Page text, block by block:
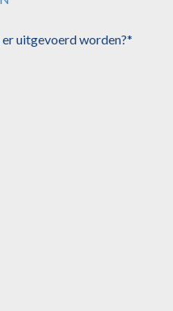
uitgevoerd worden?*